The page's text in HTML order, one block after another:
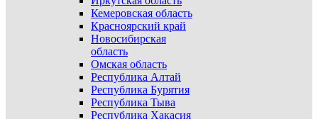
Кемеровская область
Красноярский край
Новосибирская
область
Омская область
Республика Алтай
Республика Бурятия
Республика Тыва
Республика Хакасия